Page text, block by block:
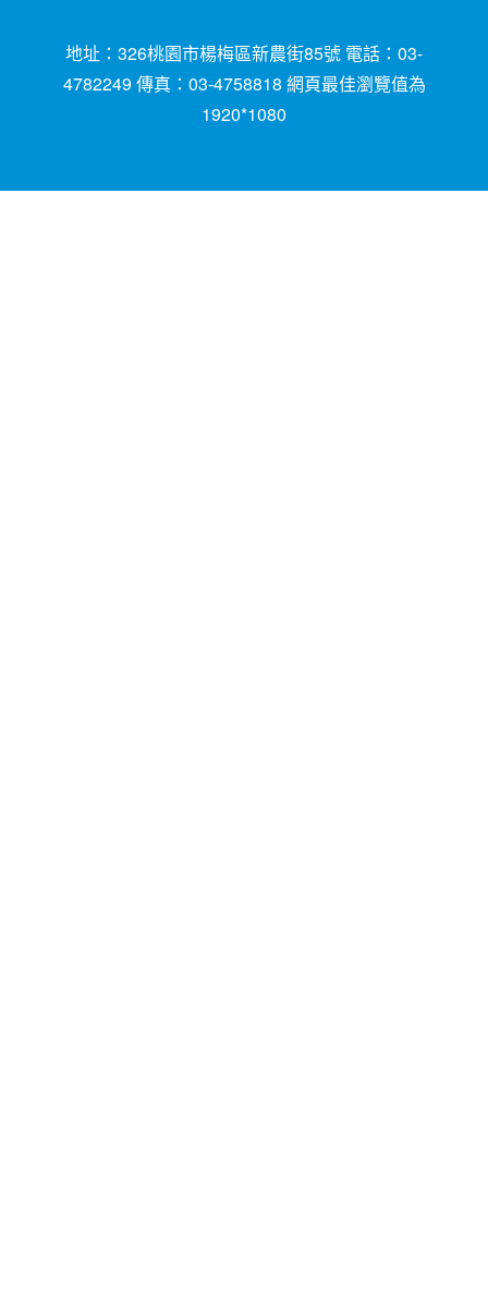
地址：326桃園市楊梅區新農街85號 電話：03-
4782249 傳真：03-4758818 網頁最佳瀏覽值為
1920*1080